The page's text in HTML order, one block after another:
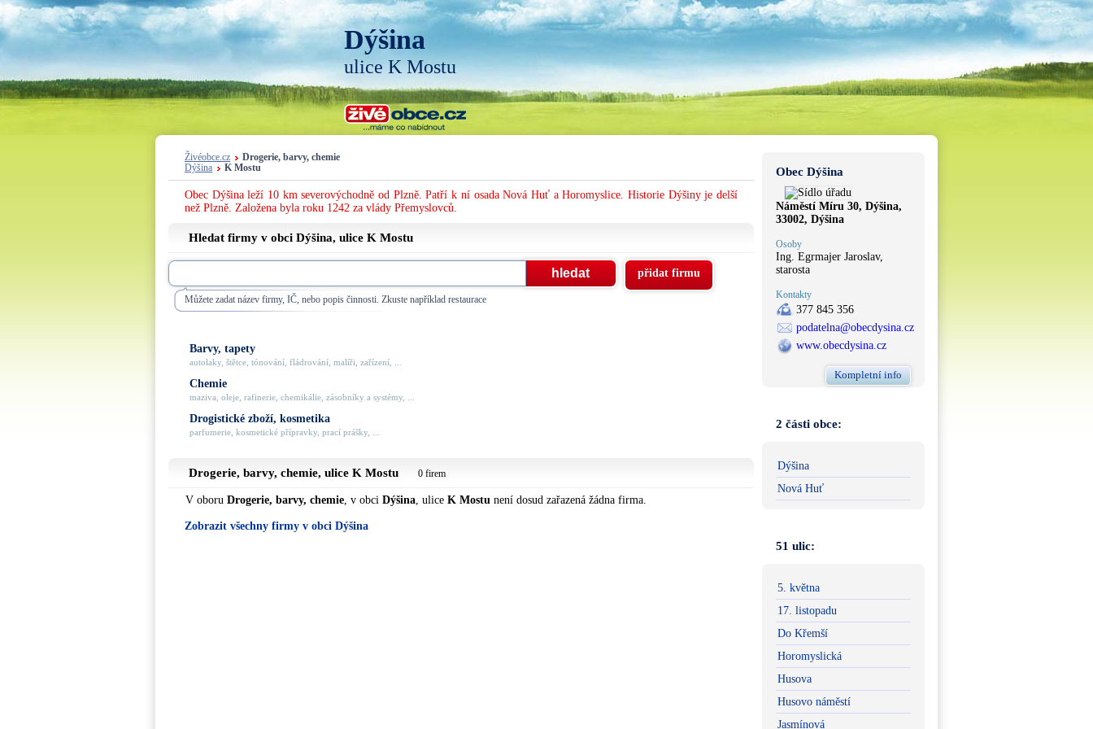
Dýšina
ulice K Mostu
Živéobce.cz
Drogerie, barvy, chemie
Dýšina
K Mostu
Obec Dýšina leží 10 km severovýchodně od Plzně. Patří k ní osada Nová Huť a Horomyslice. Historie Dýšiny je delší
než Plzně. Založena byla roku 1242 za vlády Přemyslovců.
Hledat firmy v obci Dýšina, ulice K Mostu
Můžete zadat název firmy, IČ, nebo popis činnosti. Zkuste například restaurace
přidat firmu
Barvy, tapety
autolaky, štětce, tónování, fládrování, malíři, zařízení, ...
Chemie
maziva, oleje, rafinerie, chemikálie, zásobníky a systémy, ...
Drogistické zboží, kosmetika
parfumerie, kosmetické přípravky, prací prášky, ...
Drogerie, barvy, chemie, ulice K Mostu 0 firem
V oboru Drogerie, barvy, chemie, v obci Dýšina, ulice K Mostu není dosud zařazená žádna firma.
Zobrazit všechny firmy v obci Dýšina
Obec Dýšina
Náměstí Míru 30, Dýšina,
33002, Dýšina
Osoby
Ing. Egrmajer Jaroslav,
starosta
Kontakty
377 845 356
podatelna@obecdysina.cz
www.obecdysina.cz
Kompletní info
2 části obce:
Dýšina
Nová Huť
51 ulic:
5. května
17. listopadu
Do Křemší
Horomyslická
Husova
Husovo náměstí
Jasmínová